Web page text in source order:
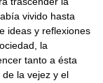
vivido hasta
ideas y reflexiones
la
tanto a ésta
la vejez y el